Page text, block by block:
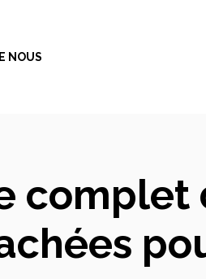
NOUS
complet